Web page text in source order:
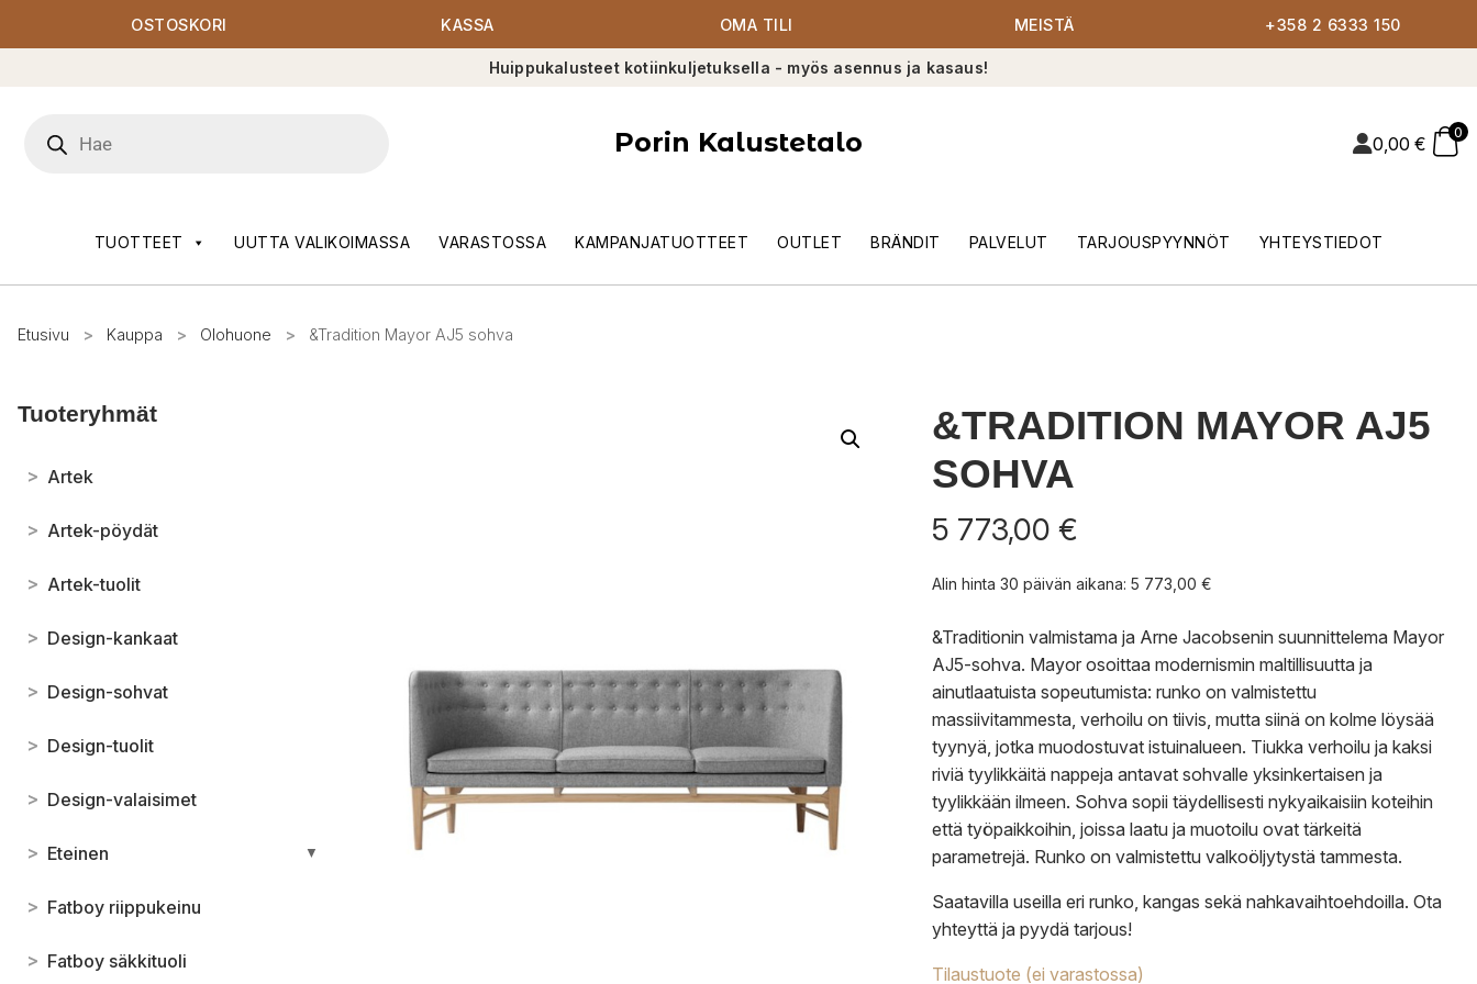
OSTOSKORI KASSA OMA TILI MEISTÄ +358 2 6333 150
Huippukalusteet kotiinkuljetuksella - myös asennus ja kasaus!
search
Porin Kalustetalo 0,00 €
0
TUOTTEET UUTTA VALIKOIMASSA VARASTOSSA KAMPANJATUOTTEET OUTLET BRÄNDIT PALVELUT TARJOUSPYYNNÖT YHTEYSTIEDOT
Etusivu > Kauppa > Olohuone > &Tradition Mayor AJ5 sohva
Tuoteryhmät
> Artek
> Artek-pöydät
> Artek-tuolit
> Design-kankaat
> Design-sohvat
> Design-tuolit
> Design-valaisimet
> Eteinen ▼
> Fatboy riippukeinu
> Fatboy säkkituoli
&TRADITION MAYOR AJ5
SOHVA
5 773,00 €
Alin hinta 30 päivän aikana: 5 773,00 €
&Traditionin valmistama ja Arne Jacobsenin suunnittelema Mayor
AJ5-sohva. Mayor osoittaa modernismin maltillisuutta ja
ainutlaatuista sopeutumista: runko on valmistettu
massiivitammesta, verhoilu on tiivis, mutta siinä on kolme löysää
tyynyä, jotka muodostuvat istuinalueen. Tiukka verhoilu ja kaksi
riviä tyylikkäitä nappeja antavat sohvalle yksinkertaisen ja
tyylikkään ilmeen. Sohva sopii täydellisesti nykyaikaisiin koteihin
että työpaikkoihin, joissa laatu ja muotoilu ovat tärkeitä
parametrejä. Runko on valmistettu valkoöljytystä tammesta.
Saatavilla useilla eri runko, kangas sekä nahkavaihtoehdoilla. Ota
yhteyttä ja pyydä tarjous!
Tilaustuote (ei varastossa)